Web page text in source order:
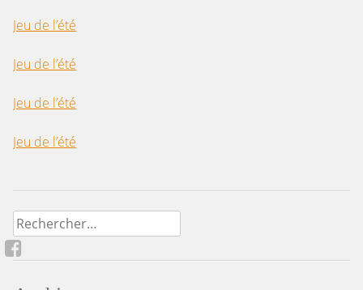
Jeu de l’été
Jeu de l’été
Jeu de l’été
Jeu de l’été
Rechercher :